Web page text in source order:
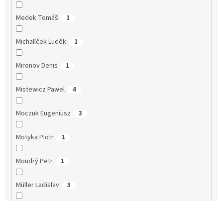
Medek Tomáš 1
Michalíček Luděk 1
Mironov Denis 1
Mistewicz Pawel 4
Moczuk Eugeniusz 3
Motyka Piotr 1
Moudrý Petr 1
Müller Ladislav 3